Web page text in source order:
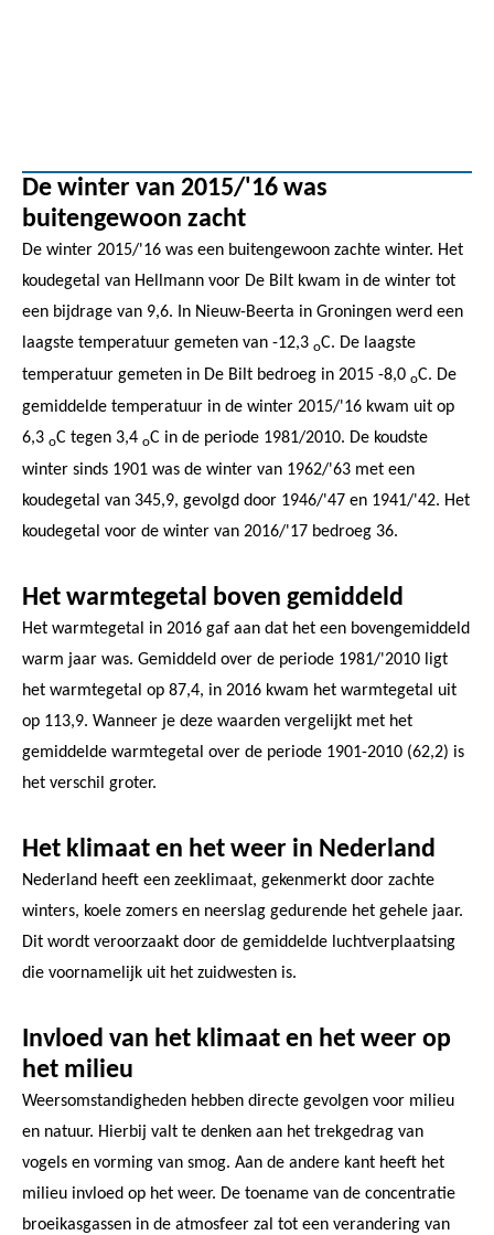
De winter van 2015/'16 was
buitengewoon zacht
De winter 2015/'16 was een buitengewoon zachte winter. Het
koudegetal van Hellmann voor De Bilt kwam in de winter tot
een bijdrage van 9,6. In Nieuw-Beerta in Groningen werd een
laagste temperatuur gemeten van -12,3 oC. De laagste
temperatuur gemeten in De Bilt bedroeg in 2015 -8,0 oC. De
gemiddelde temperatuur in de winter 2015/'16 kwam uit op
6,3 oC tegen 3,4 oC in de periode 1981/2010. De koudste
winter sinds 1901 was de winter van 1962/'63 met een
koudegetal van 345,9, gevolgd door 1946/'47 en 1941/'42. Het
koudegetal voor de winter van 2016/'17 bedroeg 36.
Het warmtegetal boven gemiddeld
Het warmtegetal in 2016 gaf aan dat het een bovengemiddeld
warm jaar was. Gemiddeld over de periode 1981/'2010 ligt
het warmtegetal op 87,4, in 2016 kwam het warmtegetal uit
op 113,9. Wanneer je deze waarden vergelijkt met het
gemiddelde warmtegetal over de periode 1901-2010 (62,2) is
het verschil groter.
Het klimaat en het weer in Nederland
Nederland heeft een zeeklimaat, gekenmerkt door zachte
winters, koele zomers en neerslag gedurende het gehele jaar.
Dit wordt veroorzaakt door de gemiddelde luchtverplaatsing
die voornamelijk uit het zuidwesten is.
Invloed van het klimaat en het weer op
het milieu
Weersomstandigheden hebben directe gevolgen voor milieu
en natuur. Hierbij valt te denken aan het trekgedrag van
vogels en vorming van smog. Aan de andere kant heeft het
milieu invloed op het weer. De toename van de concentratie
broeikasgassen in de atmosfeer zal tot een verandering van